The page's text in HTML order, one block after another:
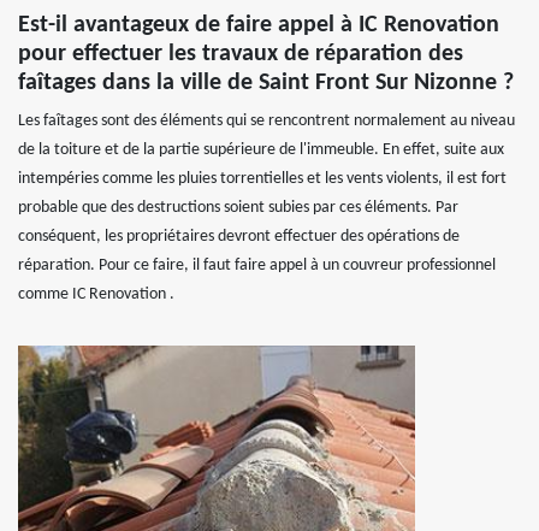
Est-il avantageux de faire appel à IC Renovation
pour effectuer les travaux de réparation des
faîtages dans la ville de Saint Front Sur Nizonne ?
Les faîtages sont des éléments qui se rencontrent normalement au niveau
de la toiture et de la partie supérieure de l'immeuble. En effet, suite aux
intempéries comme les pluies torrentielles et les vents violents, il est fort
probable que des destructions soient subies par ces éléments. Par
conséquent, les propriétaires devront effectuer des opérations de
réparation. Pour ce faire, il faut faire appel à un couvreur professionnel
comme IC Renovation .